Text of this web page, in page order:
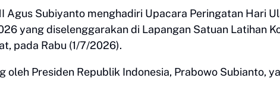
Agus Subiyanto menghadiri Upacara Peringatan Hari
yang diselenggarakan di Lapangan Satuan Latihan
pada Rabu (1/7/2026).
Presiden Republik Indonesia, Prabowo Subianto,